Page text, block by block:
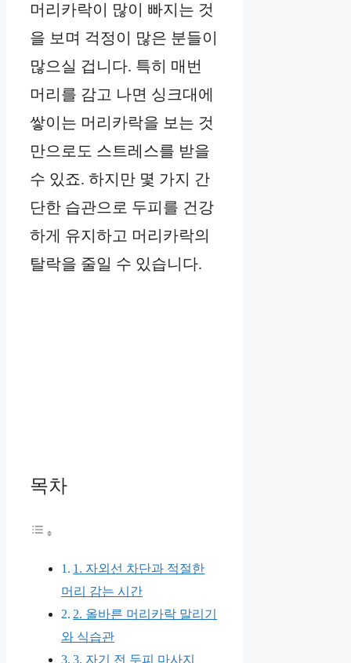
머리카락이 많이 빠지는 것
을 보며 걱정이 많은 분들이
많으실 겁니다. 특히 매번
머리를 감고 나면 싱크대에
쌓이는 머리카락을 보는 것
만으로도 스트레스를 받을
수 있죠. 하지만 몇 가지 간
단한 습관으로 두피를 건강
하게 유지하고 머리카락의
탈락을 줄일 수 있습니다.
목차
1. 자외선 차단과 적절한
머리 감는 시간
2. 올바른 머리카락 말리기
와 식습관
3. 자기 전 두피 마사지